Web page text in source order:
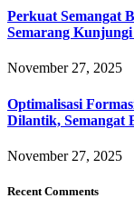
Perkuat Semangat
Semarang
November 27, 2025
Optimalisasi
Dilantik, Semangat
November 27, 2025
Recent Comments